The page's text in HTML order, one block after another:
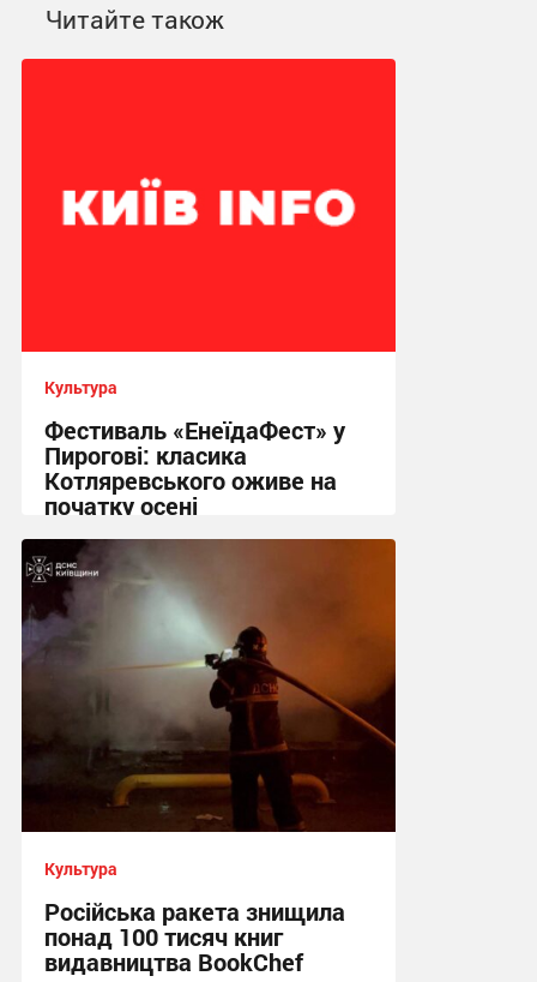
Читайте також
Культура
Фестиваль «ЕнеїдаФест» у
Пирогові: класика
Котляревського оживе на
початку осені
05:22 сьогодні
Культура
Російська ракета знищила
понад 100 тисяч книг
видавництва BookChef